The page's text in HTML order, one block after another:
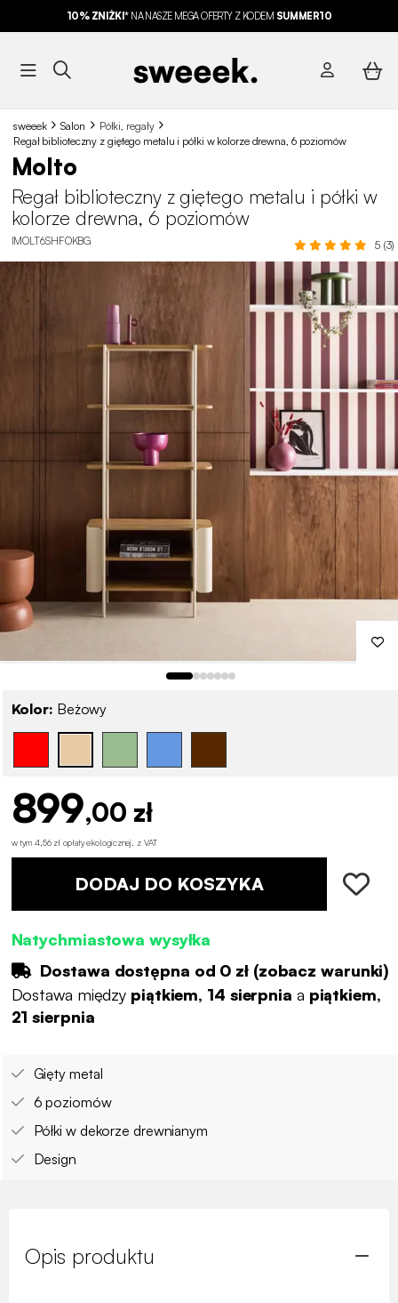
10% ZNIŻKI*NA NASZE MEGA OFERTY Z KODEM SUMMER10
sweeek Salon
Półki, regały
Regał biblioteczny z giętego metalu i półki w kolorze drewna, 6 poziomów
Molto
Regał biblioteczny z giętego metalu i półki w
kolorze drewna, 6 poziomów
IMOLT6SHFOKBG 5 (3)
Kolor: Beżowy
899,00 zł
w tym 4,56 zł opłaty ekologicznej z VAT
DODAJ DO KOSZYKA
Natychmiastowa wysyłka
Dostawa dostępna od 0 zł(zobacz warunki)
Dostawa między piątkiem, 14 sierpnia a piątkiem,
21 sierpnia
Gięty metal
6 poziomów
Półki w dekorze drewnianym
Design
Opis produktu